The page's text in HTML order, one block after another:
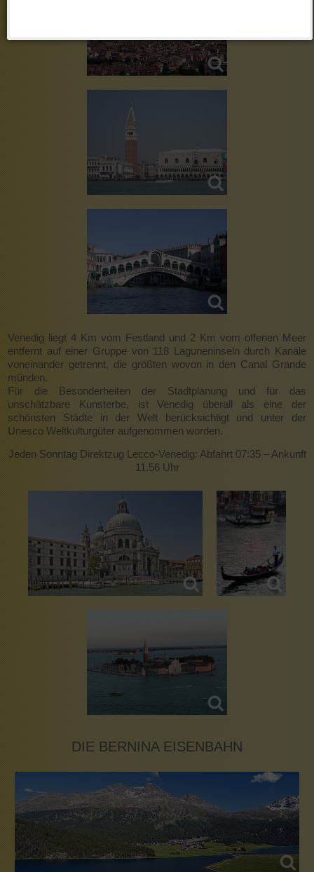
Venedig liegt 4 Km vom Festland und 2 Km vom offenen Meer
entfernt auf einer Gruppe von 118 Laguneninseln durch Kanäle
voneinander getrennt, die größten wovon in den Canal Grande
münden.
Für die Besonderheiten der Stadtplanung und für das
unschätzbare Kunsterbe, ist Venedig überall als eine der
schönsten Städte in der Welt berücksichtigt und unter der
Unesco Weltkulturgüter aufgenommen worden.
Jeden Sonntag Direktzug Lecco-Venedig: Abfahrt 07:35 – Ankunft
11.56 Uhr
DIE BERNINA EISENBAHN